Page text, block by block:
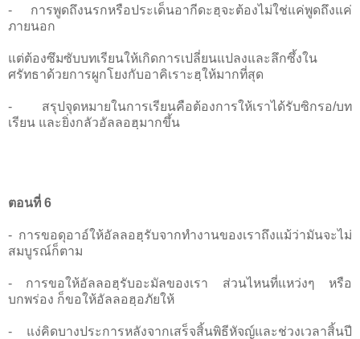
- การพูดถึงนรกหรือประเด็นอากีดะฮฺจะต้องไม่ใช่แค่พูดถึงแค่
ภายนอก
แต่ต้องซึมซับบทเรียนให้เกิดการเปลี่ยนแปลงและลึกซึ้งใน
ศรัทธาด้วยการผูกโยงกับอาคิเราะฮฺให้มากที่สุด
- สรุปจุดหมายในการเรียนคือต้องการให้เราได้รับซิกรอ/บท
เรียน และยิ่งกลัวอัลลอฮฺมากขึ้น
ตอนที่ 6
- การขอดุอาอ์ให้อัลลอฮฺรับจากทำงานของเราถึงแม้ว่ามันจะไม่
สมบูรณ์ก็ตาม
- การขอให้อัลลอฮฺรับอะมัลของเรา ส่วนไหนที่แหว่งๆ หรือ
บกพร่อง ก็ขอให้อัลลอฮฺอภัยให้
- แง่คิดบางประการหลังจากเสร็จสิ้นพิธีหัจญ์และช่วงเวลาสิ้นปี